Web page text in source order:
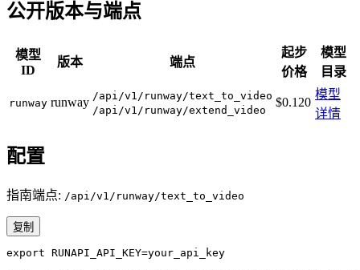
公开版本与端点
模型
ID
版本 端点
起步
价格
模型
目录
runway runway /api/v1/runway/text_to_video
/api/v1/runway/extend_video
$0.120
模型
详情
配置
指南端点: /api/v1/runway/text_to_video
复制
export RUNAPI_API_KEY=your_api_key